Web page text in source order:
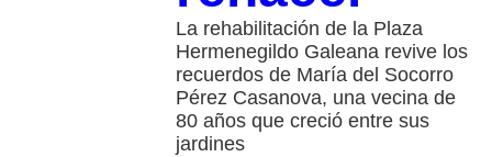
La rehabilitación de la Plaza
Hermenegildo Galeana revive los
recuerdos de María del Socorro
Pérez Casanova, una vecina de
80 años que creció entre sus
jardines